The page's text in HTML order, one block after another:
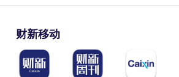
财新移动